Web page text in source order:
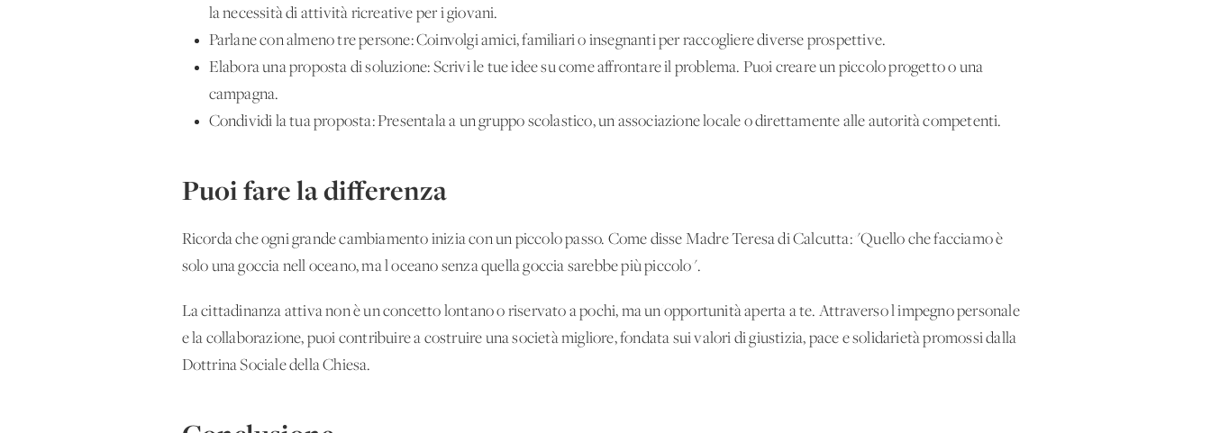
la necessità di attività ricreative per i giovani.
Parlane con almeno tre persone: Coinvolgi amici, familiari o insegnanti per raccogliere diverse prospettive.
Elabora una proposta di soluzione: Scrivi le tue idee su come affrontare il problema. Puoi creare un piccolo progetto o una
campagna.
Condividi la tua proposta: Presentala a un gruppo scolastico, un'associazione locale o direttamente alle autorità competenti.
Puoi fare la differenza
Ricorda che ogni grande cambiamento inizia con un piccolo passo. Come disse Madre Teresa di Calcutta: "Quello che facciamo è
solo una goccia nell'oceano, ma l'oceano senza quella goccia sarebbe più piccolo".
La cittadinanza attiva non è un concetto lontano o riservato a pochi, ma un'opportunità aperta a te. Attraverso l'impegno personale
e la collaborazione, puoi contribuire a costruire una società migliore, fondata sui valori di giustizia, pace e solidarietà promossi dalla
Dottrina Sociale della Chiesa.